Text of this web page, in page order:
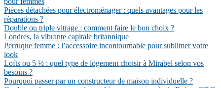
Pièces détachées pour électroménager : quels avantages pour les
réparations ?
Double ou triple vitrage : comment faire le bon choix ?
Londres, la vibrante capitale britannique
Perruque femme : l’accessoire incontournable pour sublimer votre
look
Lofts ou 5 ½ : quel type de logement choisir à Mirabel selon vos
besoins ?
Pourquoi passer par un constructeur de maison individuelle ?